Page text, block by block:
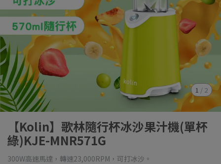
1 / 2
【Kolin】歌林隨行杯冰沙果汁機(單杯
綠)KJE-MNR571G
300W高速馬達，轉速23,000RPM，可打冰沙。